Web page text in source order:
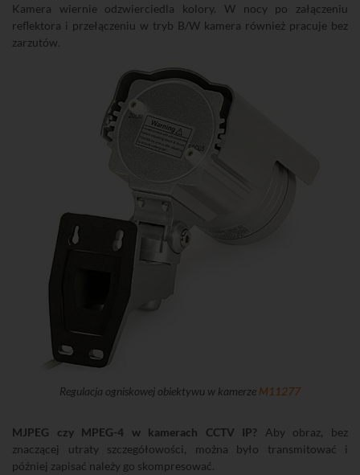
Kamera wiernie odzwierciedla kolory. W nocy po załączeniu
reflektora i przełączeniu w tryb B/W kamera również pracuje bez
zarzutów.
Regulacja ogniskowej obiektywu w kamerze M11277
MJPEG czy MPEG-4 w kamerach CCTV IP? Aby obraz, bez
znaczącej utraty szczegółowości, można było transmitować i
później zapisać należy go skompresować.